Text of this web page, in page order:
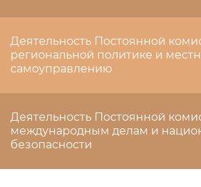
Деятельность Постоянной
региональной политике и
самоуправлению
Деятельность Постоянной
международным делам и
безопасности